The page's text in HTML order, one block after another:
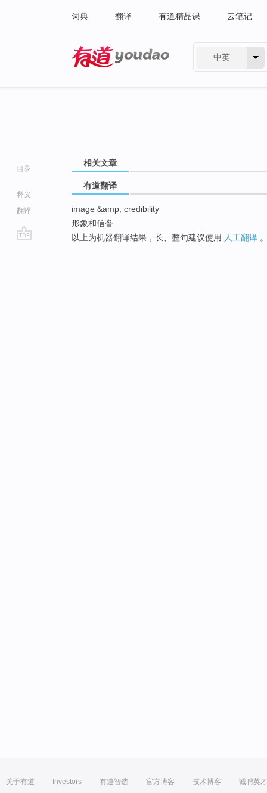
词典 翻译 有道精品课 云笔记
中英
目录
释义
翻译
相关文章
有道翻译
image &amp; credibility
形象和信誉
以上为机器翻译结果，长、整句建议使用 人工翻译
关于有道 Investors 有道智选 官方博客 技术博客 诚聘英才